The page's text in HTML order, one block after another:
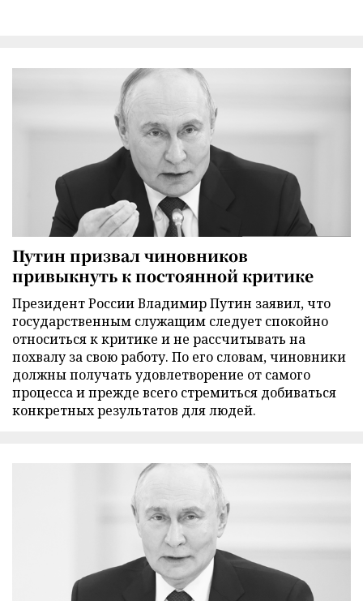
Путин призвал чиновников
привыкнуть к постоянной критике
Президент России Владимир Путин заявил, что
государственным служащим следует спокойно
относиться к критике и не рассчитывать на
похвалу за свою работу. По его словам, чиновники
должны получать удовлетворение от самого
процесса и прежде всего стремиться добиваться
конкретных результатов для людей.